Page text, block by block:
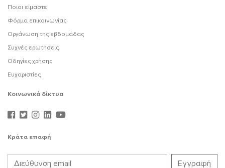
Ποιοι είμαστε
Φόρμα επικοινωνίας
Οργάνωση της εβδομάδας
Συχνές ερωτήσεις
Οδηγίες χρήσης
Ευχαριστίες
Κοινωνικά δίκτυα
Κράτα επαφή